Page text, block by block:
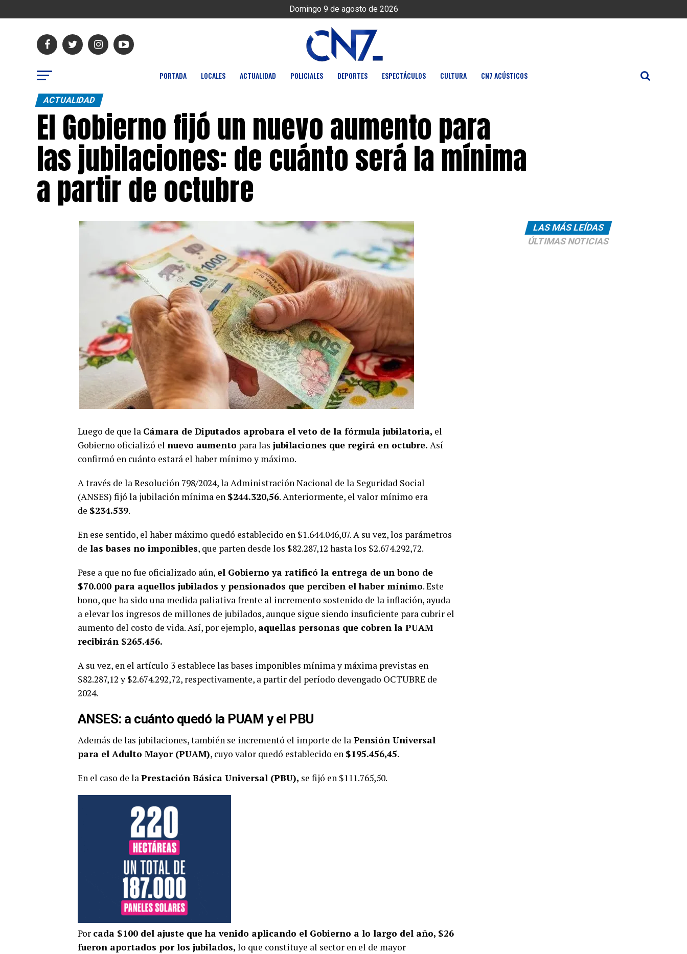
Domingo 9 de agosto de 2026
PORTADA LOCALES ACTUALIDAD POLICIALES DEPORTES ESPECTÁCULOS CULTURA CN7 ACÚSTICOS
ACTUALIDAD
El Gobierno fijó un nuevo aumento para
las jubilaciones: de cuánto será la mínima
a partir de octubre
Luego de que la Cámara de Diputados aprobara el veto de la fórmula jubilatoria, el
Gobierno oficializó el nuevo aumento para las jubilaciones que regirá en octubre. Así
confirmó en cuánto estará el haber mínimo y máximo.
A través de la Resolución 798/2024, la Administración Nacional de la Seguridad Social
(ANSES) fijó la jubilación mínima en $244.320,56. Anteriormente, el valor mínimo era
de $234.539.
En ese sentido, el haber máximo quedó establecido en $1.644.046,07. A su vez, los parámetros
de las bases no imponibles, que parten desde los $82.287,12 hasta los $2.674.292,72.
Pese a que no fue oficializado aún, el Gobierno ya ratificó la entrega de un bono de
$70.000 para aquellos jubilados y pensionados que perciben el haber mínimo. Este
bono, que ha sido una medida paliativa frente al incremento sostenido de la inflación, ayuda
a elevar los ingresos de millones de jubilados, aunque sigue siendo insuficiente para cubrir el
aumento del costo de vida. Así, por ejemplo, aquellas personas que cobren la PUAM
recibirán $265.456.
A su vez, en el artículo 3 establece las bases imponibles mínima y máxima previstas en
$82.287,12 y $2.674.292,72, respectivamente, a partir del período devengado OCTUBRE de
2024.
ANSES: a cuánto quedó la PUAM y el PBU
Además de las jubilaciones, también se incrementó el importe de la Pensión Universal
para el Adulto Mayor (PUAM), cuyo valor quedó establecido en $195.456,45.
En el caso de laPrestación Básica Universal (PBU), se fijó en $111.765,50.
Por cada $100 del ajuste que ha venido aplicando el Gobierno a lo largo del año, $26
fueron aportados por los jubilados, lo que constituye al sector en el de mayor
LAS MÁS LEÍDAS
ÚLTIMAS NOTICIAS